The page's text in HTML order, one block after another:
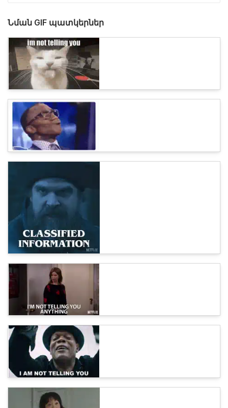
Նման GIF պատկերներ